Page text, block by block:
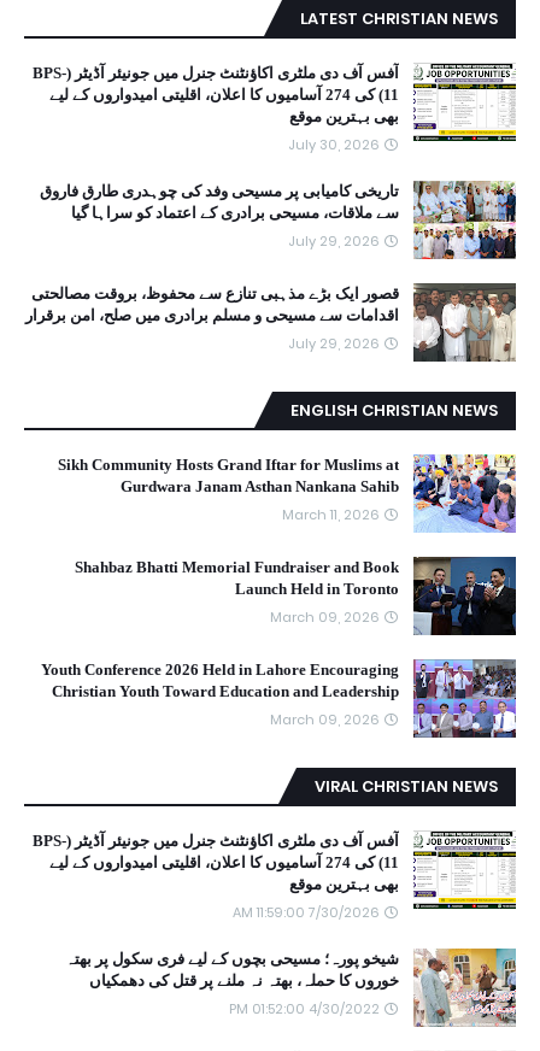
LATEST CHRISTIAN NEWS
آفس آف دی ملٹری اکاؤنٹنٹ جنرل میں جونیئر آڈیٹر (BPS-
11) کی 274 آسامیوں کا اعلان، اقلیتی امیدواروں کے لیے
بھی بہترین موقع
July 30, 2026
تاریخی کامیابی پر مسیحی وفد کی چوہدری طارق فاروق
سے ملاقات، مسیحی برادری کے اعتماد کو سراہا گیا
July 29, 2026
قصور ایک بڑے مذہبی تنازع سے محفوظ، بروقت مصالحتی
اقدامات سے مسیحی و مسلم برادری میں صلح، امن برقرار
July 29, 2026
ENGLISH CHRISTIAN NEWS
Sikh Community Hosts Grand Iftar for Muslims at
Gurdwara Janam Asthan Nankana Sahib
March 11, 2026
Shahbaz Bhatti Memorial Fundraiser and Book
Launch Held in Toronto
March 09, 2026
Youth Conference 2026 Held in Lahore Encouraging
Christian Youth Toward Education and Leadership
March 09, 2026
VIRAL CHRISTIAN NEWS
آفس آف دی ملٹری اکاؤنٹنٹ جنرل میں جونیئر آڈیٹر (BPS-
11) کی 274 آسامیوں کا اعلان، اقلیتی امیدواروں کے لیے
بھی بہترین موقع
7/30/2026 11:59:00 AM
شیخو پورہ؛ مسیحی بچوں کے لیے فری سکول پر بھتہ
خوروں کا حملہ، بھتہ نہ ملنے پر قتل کی دھمکیاں
4/30/2022 01:52:00 PM